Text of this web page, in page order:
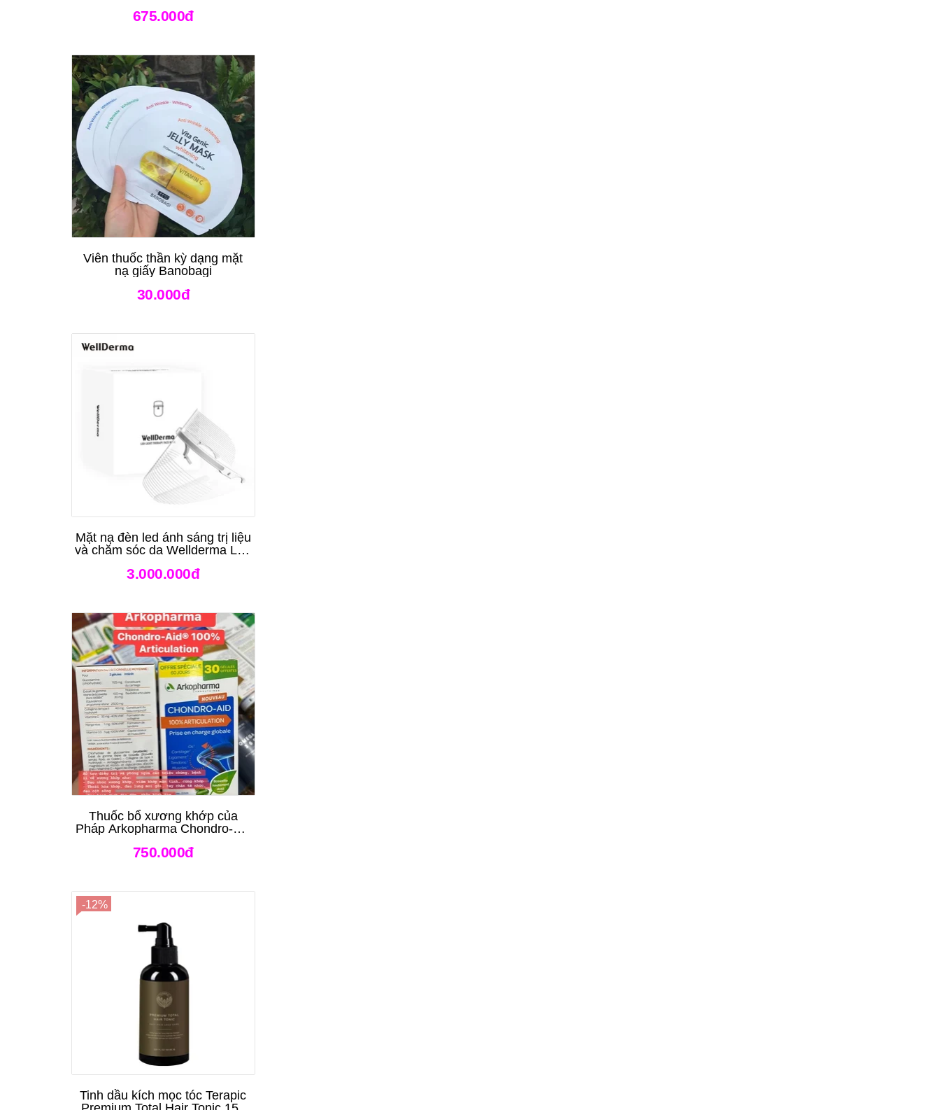
675.000đ
Viên thuốc thần kỳ dạng mặt
nạ giấy Banobagi
30.000đ
Mặt nạ đèn led ánh sáng trị liệu
và chăm sóc da Wellderma Led
Mask
3.000.000đ
Thuốc bổ xương khớp của
Pháp Arkopharma Chondro-Aid
750.000đ
-12%
Tinh dầu kích mọc tóc Terapic